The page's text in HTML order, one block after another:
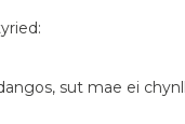
sut mae ei